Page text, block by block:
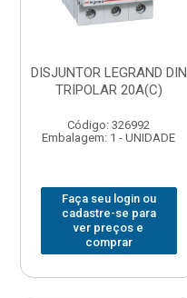
DISJUNTOR LEGRAND DIN
TRIPOLAR 20A(C)
Código: 326992
Embalagem: 1 - UNIDADE
Faça seu login ou
cadastre-se para
ver preços e
comprar